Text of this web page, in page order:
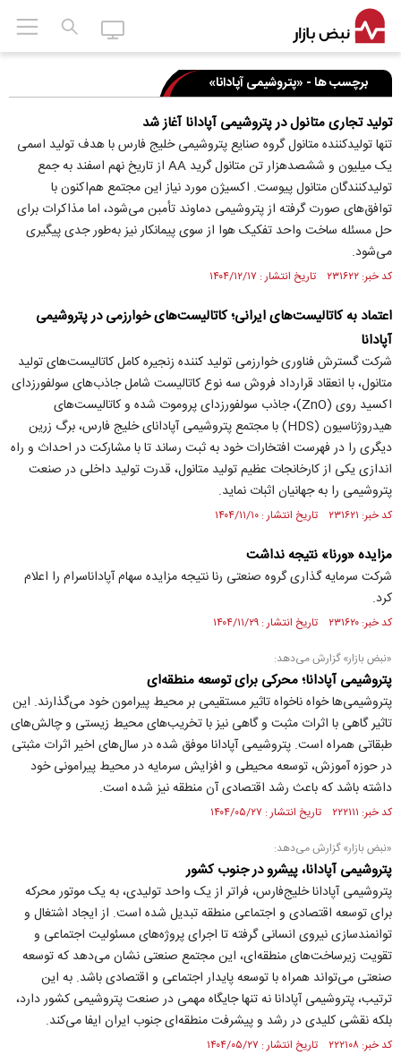
برچسب ها - «پتروشیمی آپادانا»
تولید تجاری متانول در پتروشیمی آپادانا آغاز شد
تنها تولیدکننده متانول گروه صنایع پتروشیمی خلیج فارس با هدف تولید اسمی
یک میلیون و ششصدهزار تن متانول گرید AA از تاریخ نهم اسفند به جمع
تولیدکنندگان متانول پیوست. اکسیژن مورد نیاز این مجتمع هم‌اکنون با
توافق‌های صورت گرفته از پتروشیمی دماوند تأمبن می‌شود، اما مذاکرات برای
حل مسئله ساخت واحد تفکیک هوا از سوی پیمانکار نیز به‌طور جدی پیگیری
می‌شود.
کد خبر: ۲۳۱۶۲۲ تاریخ انتشار : ۱۴۰۴/۱۲/۱۷
اعتماد به کاتالیست‌های ایرانی؛ کاتالیست‌های خوارزمی در پتروشیمی
آپادانا
شرکت گسترش فناوری خوارزمی تولید کننده زنجیره کامل کاتالیست‌های تولید
متانول، با انعقاد قرارداد فروش سه نوع کاتالیست شامل جاذب‌های سولفورزدای
اکسید روی (ZnO)، جاذب سولفورزدای پروموت شده و کاتالیست‌های
هیدروژناسیون (HDS) با مجتمع پتروشیمی آپادانای خلیج فارس، برگ زرین
دیگری را در فهرست افتخارات خود به ثبت رساند تا با مشارکت در احداث و راه
اندازی یکی از کارخانجات عظیم تولید متانول، قدرت تولید داخلی در صنعت
پتروشیمی را به جهانیان اثبات نماید.
کد خبر: ۲۳۱۶۲۱ تاریخ انتشار : ۱۴۰۴/۱۱/۱۰
مزایده «ورنا» نتیجه نداشت
شرکت سرمایه گذاری گروه صنعتی رنا نتیجه مزایده سهام آپاداناسرام را اعلام
کرد.
کد خبر: ۲۳۱۶۲۰ تاریخ انتشار : ۱۴۰۴/۱۱/۲۹
«نبض بازار» گزارش می‌دهد:
پتروشیمی آپادانا؛ محرکی برای توسعه منطقه‌ای
پتروشیمی‌ها خواه ناخواه تاثیر مستقیمی بر محیط پیرامون خود می‌گذارند. این
تاثیر گاهی با اثرات مثبت و گاهی نیز با تخریب‌های محیط زیستی و چالش‌های
طبقاتی همراه است. پتروشیمی آپادانا موفق شده در سال‌های اخیر اثرات مثبتی
در حوزه آموزش، توسعه محیطی و افزایش سرمایه در محیط پیرامونی خود
داشته باشد که باعث رشد اقتصادی آن منطقه نیز شده است.
کد خبر: ۲۲۲۱۱۱ تاریخ انتشار : ۱۴۰۴/۰۵/۲۷
«نبض بازار» گزارش می‌دهد:
پتروشیمی آپادانا، پیشرو در جنوب کشور
پتروشیمی آپادانا خلیج‌فارس، فراتر از یک واحد تولیدی، به یک موتور محرکه
برای توسعه اقتصادی و اجتماعی منطقه تبدیل شده است. از ایجاد اشتغال و
توانمندسازی نیروی انسانی گرفته تا اجرای پروژه‌های مسئولیت اجتماعی و
تقویت زیرساخت‌های منطقه‌ای، این مجتمع صنعتی نشان می‌دهد که توسعه
صنعتی می‌تواند همراه با توسعه پایدار اجتماعی و اقتصادی باشد. به این
ترتیب، پتروشیمی آپادانا نه تنها جایگاه مهمی در صنعت پتروشیمی کشور دارد،
بلکه نقشی کلیدی در رشد و پیشرفت منطقه‌ای جنوب ایران ایفا می‌کند.
کد خبر: ۲۲۲۱۰۸ تاریخ انتشار : ۱۴۰۴/۰۵/۲۷